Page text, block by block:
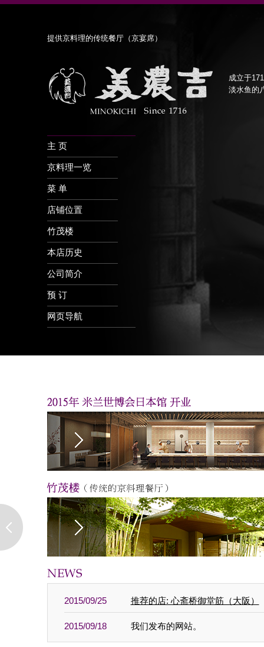
提供京料理的传统餐厅（京宴席）
成立于
淡水鱼的
主 页
京料理一览
菜 单
店铺位置
竹茂楼
本店历史
公司简介
预 订
网页导航
2015/09/25 推荐的店: 心斋桥御堂筋（大阪）
2015/09/18 我们发布的网站。